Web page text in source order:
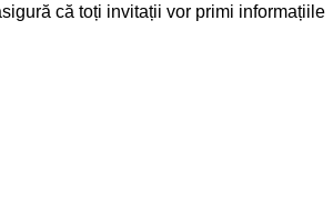
că toți invitații vor primi informațiile